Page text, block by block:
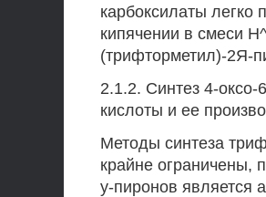
карбоксилаты легко
кипячении в смеси
(трифторметил)-2Я-
2.1.2. Синтез 4-
кислоты и ее
Методы синтеза
крайне ограничены,
у-пиронов является